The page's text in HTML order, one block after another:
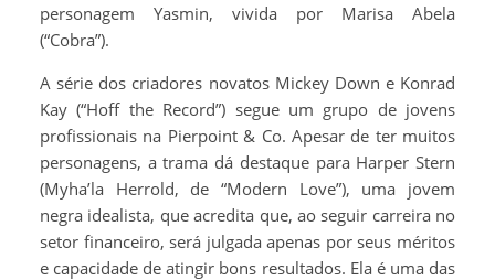
personagem Yasmin, vivida por Marisa Abela
(“Cobra”).
A série dos criadores novatos Mickey Down e Konrad
Kay (“Hoff the Record”) segue um grupo de jovens
profissionais na Pierpoint & Co. Apesar de ter muitos
personagens, a trama dá destaque para Harper Stern
(Myha’la Herrold, de “Modern Love”), uma jovem
negra idealista, que acredita que, ao seguir carreira no
setor financeiro, será julgada apenas por seus méritos
e capacidade de atingir bons resultados. Ela é uma das